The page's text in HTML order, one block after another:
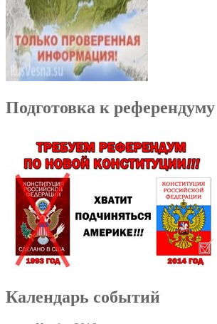
Подготовка к референдуму
Календарь событий